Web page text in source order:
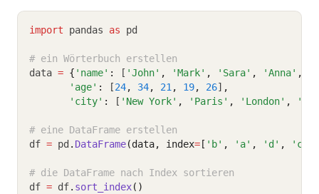
import pandas as pd
# ein Wörterbuch erstellen
data = { 'name' : [ 'John' , 'Mark' , 'Sara' , 'Anna' ,
'age' : [24, 34, 21, 19, 26] ,
'city' : [ 'New York' , 'Paris' , 'London' ,
# eine DataFrame erstellen
df = pd . DataFrame(data, index= [ 'b' , 'a' , 'd' , 'c'
# die DataFrame nach Index sortieren
df = df. sort_index()